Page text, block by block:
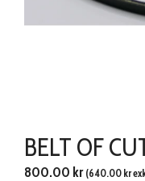
BELT OF
800.00 kr (640.00 kr